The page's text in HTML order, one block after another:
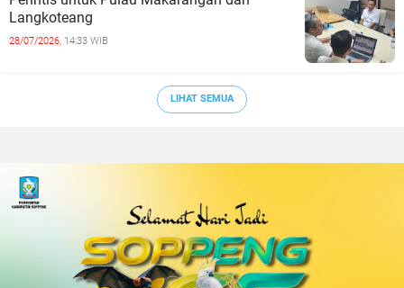
Langkoteang
28/07/2026, 14:33 WIB
LIHAT SEMUA